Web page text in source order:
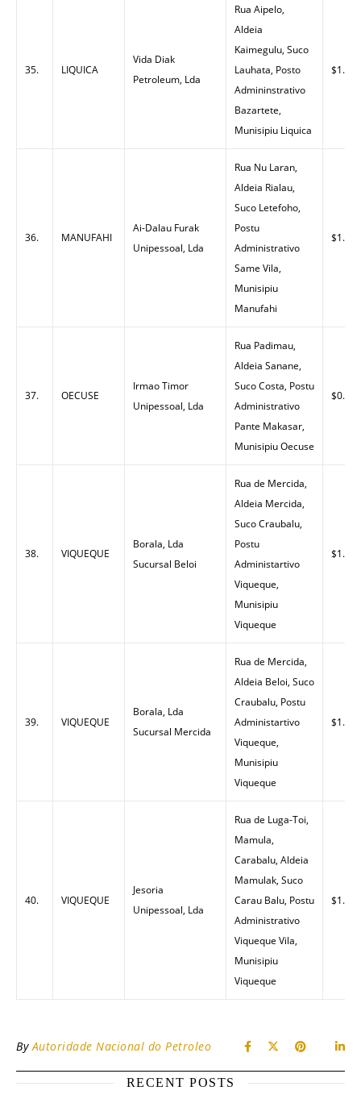
35. LIQUICA
Vida Diak
Petroleum, Lda
Rua Aipelo,
Aldeia
Kaimegulu, Suco
Lauhata, Posto
Admininstrativo
Bazartete,
Munisipiu Liquica
$1.40
36. MANUFAHI
Ai-Dalau Furak
Unipessoal, Lda
Rua Nu Laran,
Aldeia Rialau,
Suco Letefoho,
Postu
Administrativo
Same Vila,
Munisipiu
Manufahi
$1.60
37. OECUSE
Irmao Timor
Unipessoal, Lda
Rua Padimau,
Aldeia Sanane,
Suco Costa, Postu
Administrativo
Pante Makasar,
Munisipiu Oecuse
$0.00
38. VIQUEQUE
Borala, Lda
Sucursal Beloi
Rua de Mercida,
Aldeia Mercida,
Suco Craubalu,
Postu
Administartivo
Viqueque,
Munisipiu
Viqueque
$1.41
39. VIQUEQUE
Borala, Lda
Sucursal Mercida
Rua de Mercida,
Aldeia Beloi, Suco
Craubalu, Postu
Administartivo
Viqueque,
Munisipiu
Viqueque
$1.41
40. VIQUEQUE
Jesoria
Unipessoal, Lda
Rua de Luga-Toi,
Mamula,
Carabalu, Aldeia
Mamulak, Suco
Carau Balu, Postu
Administrativo
Viqueque Vila,
Munisipiu
Viqueque
$1.40
ByAutoridade Nacional do Petroleo
RECENT POSTS